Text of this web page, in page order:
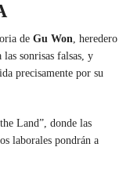
de Gu Won, heredero
sonrisas falsas, y
precisamente por su
Land”, donde las
laborales pondrán a